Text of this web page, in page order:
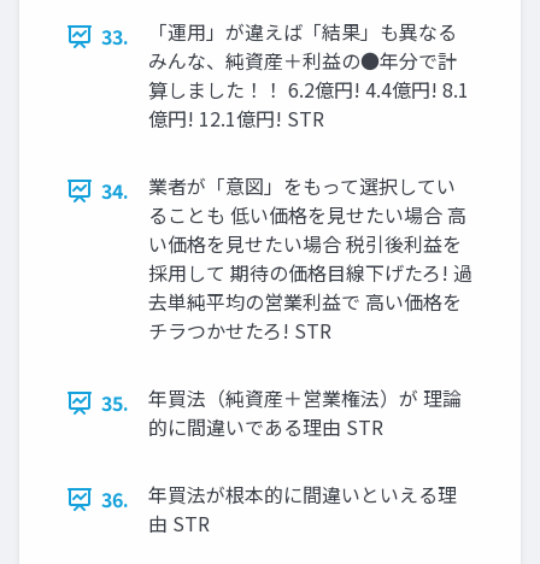
33.
「運用」が違えば「結果」も異なる
みんな、純資産＋利益の●年分で計
算しました！！ 6.2億円! 4.4億円! 8.1
億円! 12.1億円! STR
34.
業者が「意図」をもって選択してい
ることも 低い価格を見せたい場合 高
い価格を見せたい場合 税引後利益を
採用して 期待の価格目線下げたろ! 過
去単純平均の営業利益で 高い価格を
チラつかせたろ! STR
35.
年買法（純資産＋営業権法）が 理論
的に間違いである理由 STR
36.
年買法が根本的に間違いといえる理
由 STR